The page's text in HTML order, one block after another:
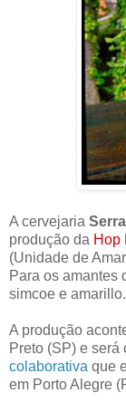
A cervejaria
produção da Hop
(Unidade de
Para os amantes
simcoe e amarillo.
A produção
Preto (SP) e será
colaborativa que
em Porto Alegre